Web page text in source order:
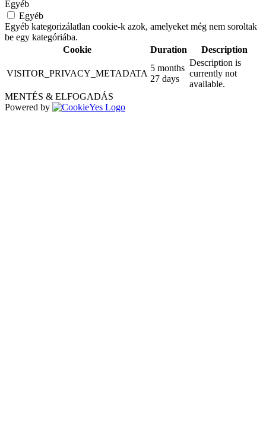
Egyéb
Egyéb
Egyéb kategorizálatlan cookie-k azok, amelyeket még nem soroltak
be egy kategóriába.
Cookie
Duration Description
VISITOR_PRIVACY_METADATA
5 months
27 days
Description is
currently not
available.
MENTÉS & ELFOGADÁS
Powered by